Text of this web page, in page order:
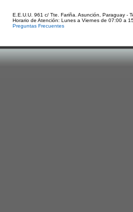
E.E.U.U. 961 c/ Tte. Fariña. Asunción, Paraguay -
Horario de Atención: Lunes a Viernes de 07:00 a
Preguntas Frecuentes